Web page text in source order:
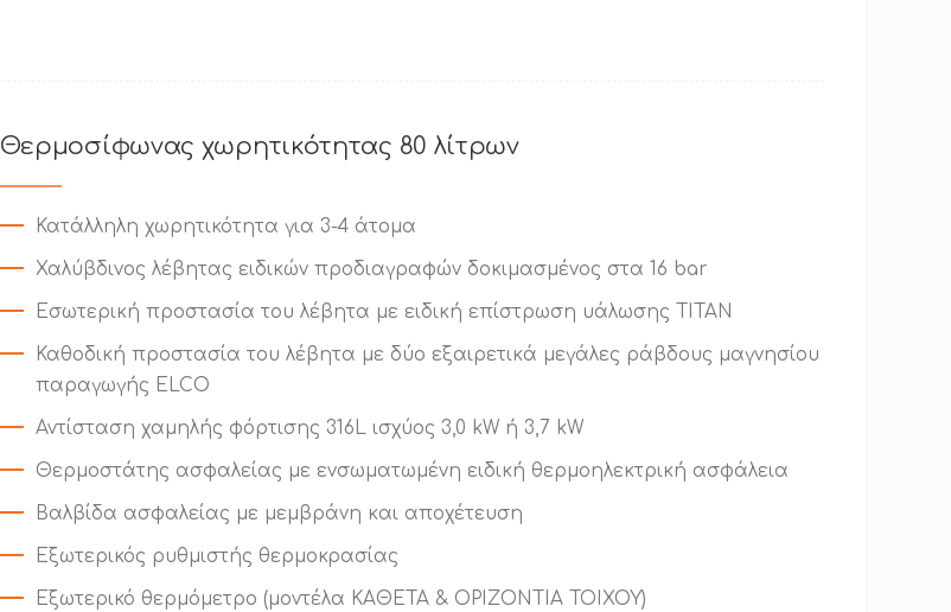
Θερμοσίφωνας χωρητικότητας 80 λίτρων
Κατάλληλη χωρητικότητα για 3-4 άτομα
Χαλύβδινος λέβητας ειδικών προδιαγραφών δοκιμασμένος στα 16 bar
Εσωτερική προστασία του λέβητα με ειδική επίστρωση υάλωσης TITAN
Καθοδική προστασία του λέβητα με δύο εξαιρετικά μεγάλες ράβδους μαγνησίου
παραγωγής ELCO
Αντίσταση χαμηλής φόρτισης 316L ισχύος 3,0 kW ή 3,7 kW
Θερμοστάτης ασφαλείας με ενσωματωμένη ειδική θερμοηλεκτρική ασφάλεια
Βαλβίδα ασφαλείας με μεμβράνη και αποχέτευση
Εξωτερικός ρυθμιστής θερμοκρασίας
Εξωτερικό θερμόμετρο (μοντέλα ΚΑΘΕΤΑ & ΟΡΙΖΟΝΤΙΑ ΤΟΙΧΟΥ)